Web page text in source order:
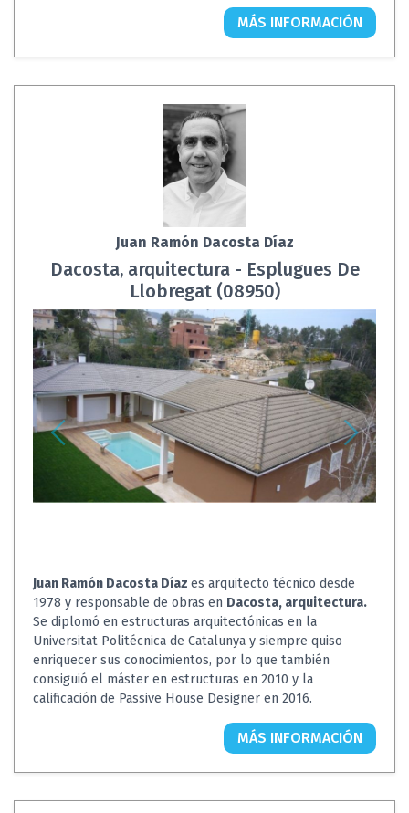
MÁS INFORMACIÓN
Juan Ramón Dacosta Díaz
Dacosta, arquitectura - Esplugues De
Llobregat (08950)
Juan Ramón Dacosta Díaz es arquitecto técnico desde
1978 y responsable de obras en Dacosta, arquitectura.
Se diplomó en estructuras arquitectónicas en la
Universitat Politécnica de Catalunya y siempre quiso
enriquecer sus conocimientos, por lo que también
consiguió el máster en estructuras en 2010 y la
calificación de Passive House Designer en 2016.
MÁS INFORMACIÓN